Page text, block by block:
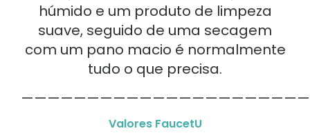
húmido e um produto de limpeza
suave, seguido de uma secagem
com um pano macio é normalmente
tudo o que precisa.
Valores FaucetU